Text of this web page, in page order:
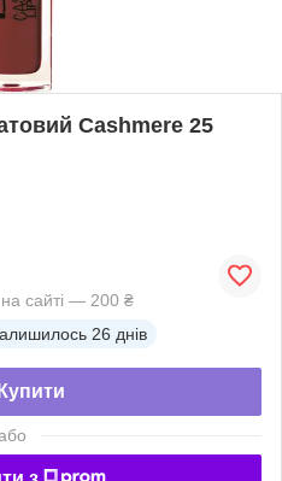
Cashmere 25
сайті — 200 ₴
26 днів
Купити